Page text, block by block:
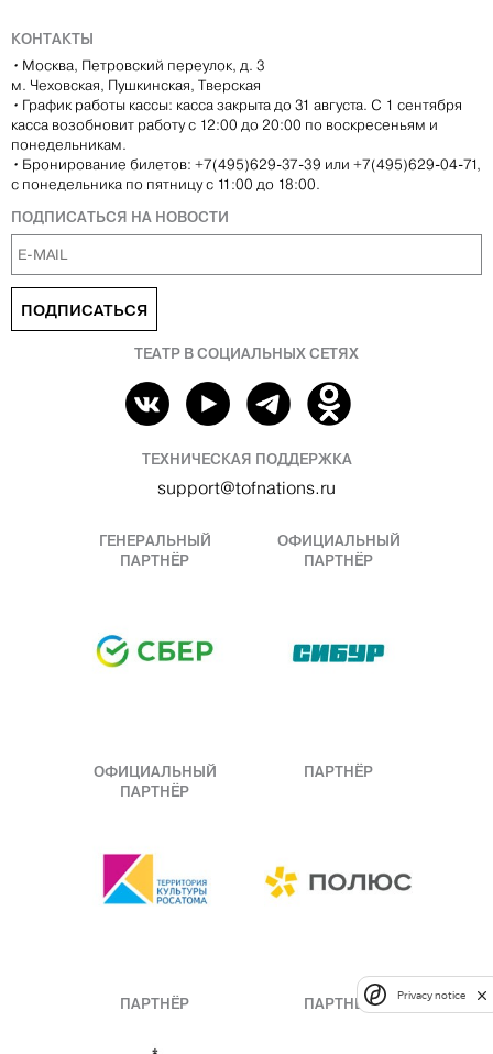
КОНТАКТЫ
• Москва, Петровский переулок, д. 3
м. Чеховская, Пушкинская, Тверская
• График работы кассы: касса закрыта до 31 августа. С 1 сентября
касса возобновит работу с 12:00 до 20:00 по воскресеньям и
понедельникам.
• Бронирование билетов: +7(495)629-37-39 или +7(495)629-04-71,
с понедельника по пятницу с 11:00 до 18:00.
ПОДПИСАТЬСЯ НА НОВОСТИ
ПОДПИСАТЬСЯ
ТЕАТР В СОЦИАЛЬНЫХ СЕТЯХ
ТЕХНИЧЕСКАЯ ПОДДЕРЖКА
support@tofnations.ru
ГЕНЕРАЛЬНЫЙ
ПАРТНЁР
ОФИЦИАЛЬНЫЙ
ПАРТНЁР
ОФИЦИАЛЬНЫЙ
ПАРТНЁР
ПАРТНЁР
ПАРТНЁР ПАРТНЁР Privacy notice